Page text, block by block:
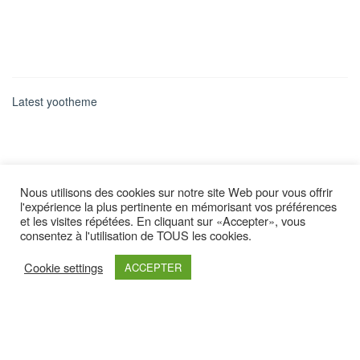
Latest yootheme
Nous utilisons des cookies sur notre site Web pour vous offrir
l'expérience la plus pertinente en mémorisant vos préférences
et les visites répétées. En cliquant sur «Accepter», vous
consentez à l'utilisation de TOUS les cookies.
Cookie settings
ACCEPTER